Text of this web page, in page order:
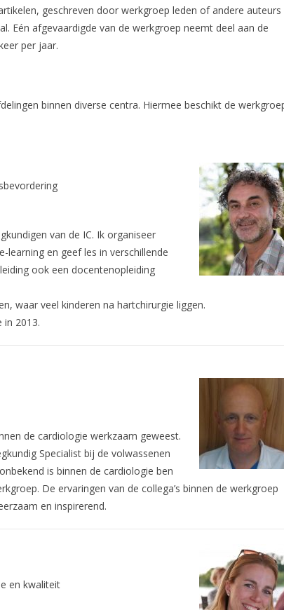
geschreven door werkgroep leden of andere auteurs
Eén afgevaardigde van de werkgroep neemt deel aan de
per jaar.
binnen diverse centra. Hiermee beschikt de
van de IC. Ik organiseer
learning en geef les in verschillende
ook een docentenopleiding
waar veel kinderen na hartchirurgie liggen.
in 2013.
de cardiologie werkzaam geweest.
Specialist bij de volwassenen
is binnen de cardiologie ben
De ervaringen van de collega’s binnen de werkgroep
en inspirerend.
en kwaliteit